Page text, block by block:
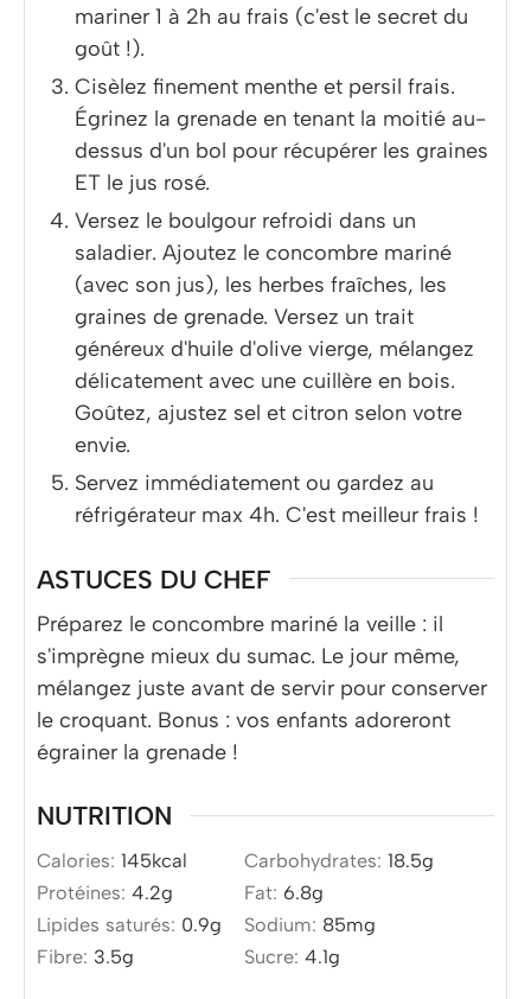
mariner 1 à 2h au frais (c'est le secret du
goût !).
Cisèlez finement menthe et persil frais.
Égrinez la grenade en tenant la moitié au-
dessus d'un bol pour récupérer les graines
ET le jus rosé.
Versez le boulgour refroidi dans un
saladier. Ajoutez le concombre mariné
(avec son jus), les herbes fraîches, les
graines de grenade. Versez un trait
généreux d'huile d'olive vierge, mélangez
délicatement avec une cuillère en bois.
Goûtez, ajustez sel et citron selon votre
envie.
Servez immédiatement ou gardez au
réfrigérateur max 4h. C'est meilleur frais !
ASTUCES DU CHEF
Préparez le concombre mariné la veille : il
s'imprègne mieux du sumac. Le jour même,
mélangez juste avant de servir pour conserver
le croquant. Bonus : vos enfants adoreront
égrainer la grenade !
NUTRITION
Calories: 145kcal Carbohydrates: 18.5g
Protéines: 4.2g Fat: 6.8g
Lipides saturés: 0.9g Sodium: 85mg
Fibre: 3.5g Sucre: 4.1g